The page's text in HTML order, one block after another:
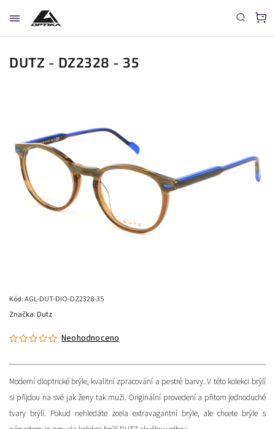
DUTZ - DZ2328 - 35
Kód:AGL-DUT-DIO-DZ2328-35
Neohodnoceno
Moderní dioptrické brýle, kvalitní zpracování a pestré barvy. V této kolekci brýlí
si přijdou na své jak ženy tak muži. Originální provedení a přitom jednoduché
tvary brýlí. Pokud nehledáte zcela extravagantní brýle, ale chcete brýle s
Značka: Dutz